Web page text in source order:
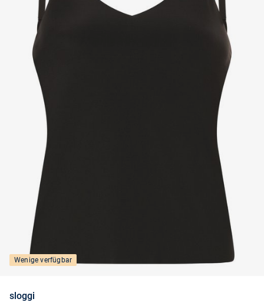
Wenige verfügbar
sloggi